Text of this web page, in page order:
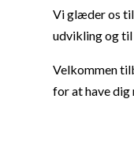
Vi glæder os
udvikling og til
Velkommen
for at have dig